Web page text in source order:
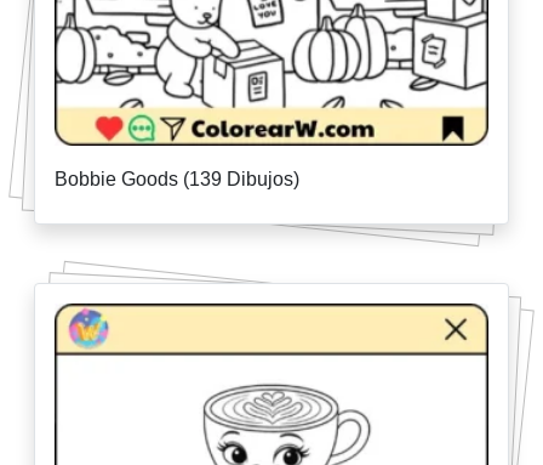
Bobbie Goods (139 Dibujos)